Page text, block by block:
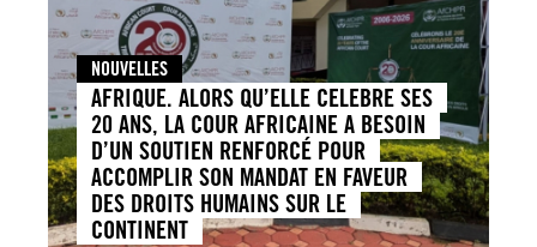
NOUVELLES
AFRIQUE. ALORS QU’ELLE CELEBRE SES
20 ANS, LA COUR AFRICAINE A BESOIN
D’UN SOUTIEN RENFORCÉ POUR
ACCOMPLIR SON MANDAT EN FAVEUR
DES DROITS HUMAINS SUR LE
CONTINENT